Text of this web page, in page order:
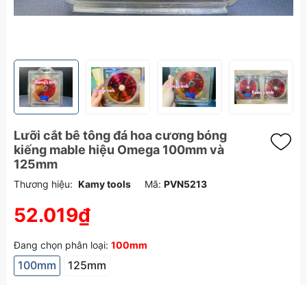
Lưỡi cắt bê tông đá hoa cương bóng
kiếng mable hiệu Omega 100mm và
125mm
Thương hiệu: Kamy tools Mã: PVN5213
52.019₫
Đang chọn phân loại: 100mm
100mm 125mm